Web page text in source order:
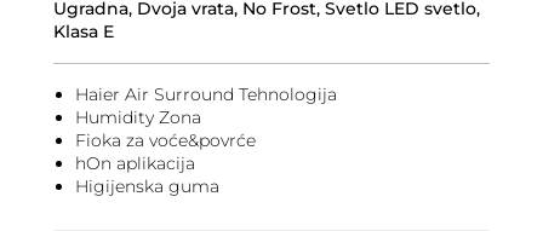
Ugradna, Dvoja vrata, No Frost, Svetlo LED svetlo,
Klasa E
Haier Air Surround Tehnologija
Humidity Zona
Fioka za voće&povrće
hOn aplikacija
Higijenska guma